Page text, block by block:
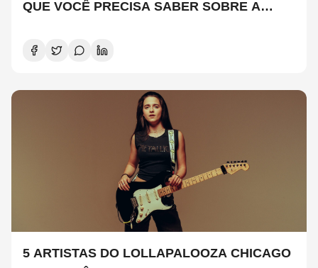
QUE VOCÊ PRECISA SABER SOBRE A
5 ARTISTAS DO LOLLAPALOOZA CHICAGO